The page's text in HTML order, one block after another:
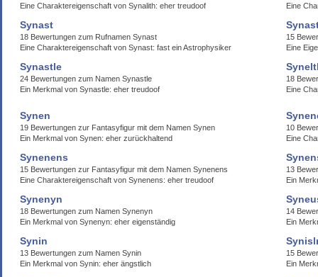
Eine Charaktereigenschaft von Synalith: eher treudoof
Eine
Synast
18 Bewertungen zum Rufnamen Synast
Eine Charaktereigenschaft von Synast: fast ein Astrophysiker
15
Eine
Synastle
24 Bewertungen zum Namen Synastle
Ein Merkmal von Synastle: eher treudoof
18
Eine
Synen
19 Bewertungen zur Fantasyfigur mit dem Namen Synen
Ein Merkmal von Synen: eher zurückhaltend
10
Eine
Synenens
15 Bewertungen zur Fantasyfigur mit dem Namen Synenens
Eine Charaktereigenschaft von Synenens: eher treudoof
13
Ein
Synenyn
18 Bewertungen zum Namen Synenyn
Ein Merkmal von Synenyn: eher eigenständig
14
Ein
Synin
13 Bewertungen zum Namen Synin
Ein Merkmal von Synin: eher ängstlich
15
Ein